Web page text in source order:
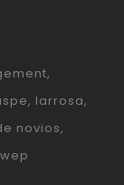
larrosa
novios